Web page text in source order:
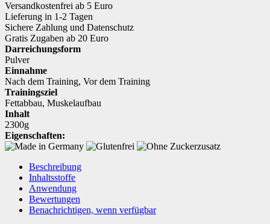
Versandkostenfrei ab 5 Euro
Lieferung in 1-2 Tagen
Sichere Zahlung und Datenschutz
Gratis Zugaben ab 20 Euro
Darreichungsform
Pulver
Einnahme
Nach dem Training, Vor dem Training
Trainingsziel
Fettabbau, Muskelaufbau
Inhalt
2300g
Eigenschaften:
Beschreibung
Inhaltsstoffe
Anwendung
Bewertungen
Benachrichtigen, wenn verfügbar